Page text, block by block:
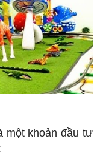
một khoản đầu tư